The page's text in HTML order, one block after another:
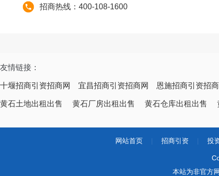
招商热线：400-108-1600
友情链接：
十堰招商引资招商网 宜昌招商引资招商网 恩施招商引资招
黄石土地出租出售 黄石厂房出租出售 黄石仓库出租出售
网站首页 招商引资 投
本站为非官方